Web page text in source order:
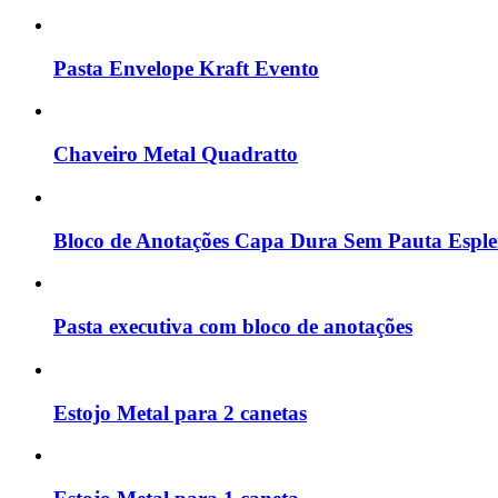
Pasta Envelope Kraft Evento
Chaveiro Metal Quadratto
Bloco de Anotações Capa Dura Sem Pauta
Pasta executiva com bloco de anotações
Estojo Metal para 2 canetas